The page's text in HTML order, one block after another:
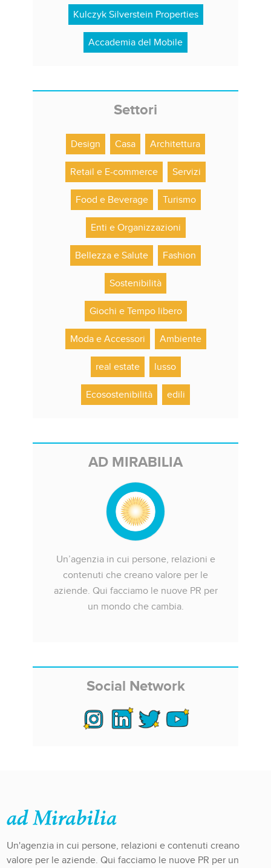
Kulczyk Silverstein Properties
Accademia del Mobile
Settori
Design Casa Architettura
Retail e E-commerce Servizi
Food e Beverage Turismo
Enti e Organizzazioni
Bellezza e Salute Fashion
Sostenibilità
Giochi e Tempo libero
Moda e Accessori Ambiente
real estate lusso
Ecosostenibilità edili
AD MIRABILIA
Un’agenzia in cui persone, relazioni e
contenuti che creano valore per le
aziende. Qui facciamo le nuove PR per
un mondo che cambia.
Social Network
Un'agenzia in cui persone, relazioni e contenuti creano
valore per le aziende. Qui facciamo le nuove PR per un